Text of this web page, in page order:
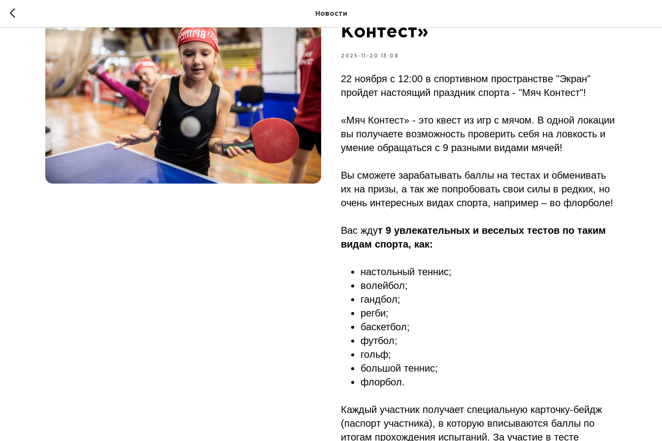
НовостиСпортивный фестиваль «Мяч
Контест»
2025-11-20 13:08
22 ноября с 12:00 в спортивном пространстве "Экран"
пройдет настоящий праздник спорта - "Мяч Контест"!
«Мяч Контест» - это квест из игр с мячом. В одной локации
вы получаете возможность проверить себя на ловкость и
умение обращаться с 9 разными видами мячей!
Вы сможете зарабатывать баллы на тестах и обменивать
их на призы, а так же попробовать свои силы в редких, но
очень интересных видах спорта, например – во флорболе!
Вас ждут 9 увлекательных и веселых тестов по таким
видам спорта, как:
настольный теннис;
волейбол;
гандбол;
регби;
баскетбол;
футбол;
гольф;
большой теннис;
флорбол.
Каждый участник получает специальную карточку-бейдж
(паспорт участника), в которую вписываются баллы по
итогам прохождения испытаний. За участие в тесте